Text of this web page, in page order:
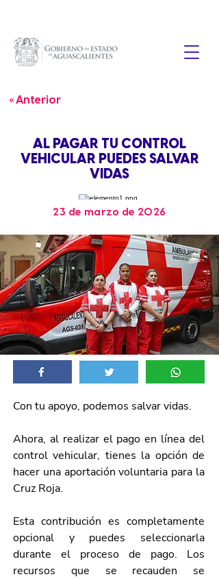
« Anterior
AL PAGAR TU CONTROL
VEHICULAR PUEDES SALVAR
VIDAS
23 de marzo de 2026
Con tu apoyo, podemos salvar vidas.
Ahora, al realizar el pago en línea del
control vehicular, tienes la opción de
hacer una aportación voluntaria para la
Cruz Roja.
Esta contribución es completamente
opcional y puedes seleccionarla
durante el proceso de pago. Los
recursos que se recauden se